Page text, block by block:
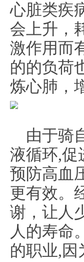
心脏类疾
会上升，
激作用而
的的负荷
炼心肺，
由于骑
液循环,促
预防高血
更有效。
谢，让人
人的寿命
的职业,因